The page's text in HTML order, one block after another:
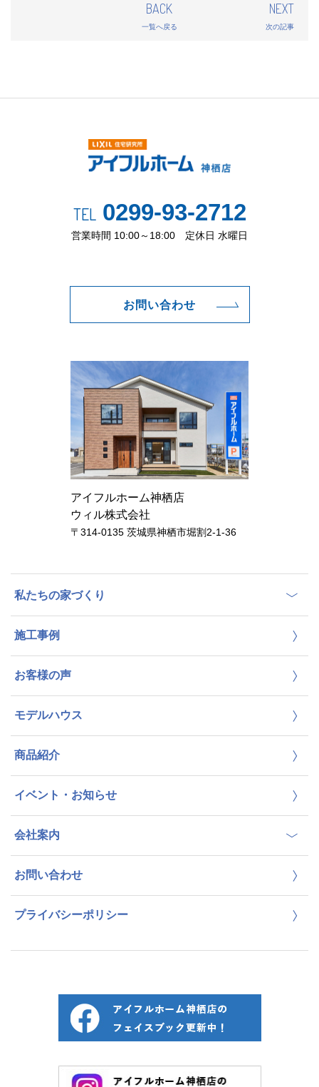
BACK
一覧へ戻る
NEXT
次の記事
TEL0299-93-2712
営業時間 10:00～18:00 定休日 水曜日
お問い合わせ
アイフルホーム神栖店
ウィル株式会社
〒314-0135 茨城県神栖市堀割2-1-36
私たちの家づくり
施工事例
お客様の声
モデルハウス
商品紹介
イベント・お知らせ
会社案内
お問い合わせ
プライバシーポリシー